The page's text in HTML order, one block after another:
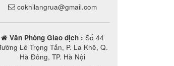
cokhilangrua@gmail.com
Văn Phòng Giao dịch : Số 44
Lê Trọng Tấn, P. La Khê, Q.
Hà Đông, TP. Hà Nội